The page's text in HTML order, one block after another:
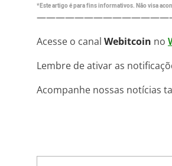
*Este artigo é para fins informativos. Não visa
Acesse o canal Webitcoin no
Lembre de ativar as
Acompanhe nossas notícias